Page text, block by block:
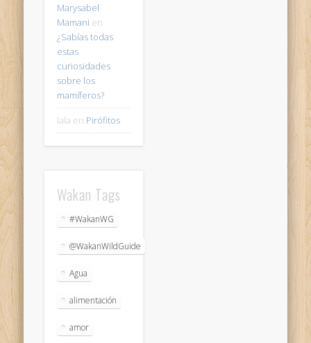
Marysabel
Mamani en
¿Sabías todas
estas
curiosidades
sobre los
mamíferos?
lala en Pirófitos
Wakan Tags
#WakanWG
@WakanWildGuide
Agua
alimentación
amor